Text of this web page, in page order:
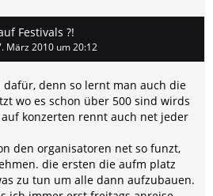
Festivals ?!
März 2010 um 20:12
denn so lernt man auch die
wo es schon über 500 sind wirds
konzerten rennt auch net jeder
den organisatoren net so funzt,
die ersten die aufm platz
zu tun um alle dann aufzubauen.